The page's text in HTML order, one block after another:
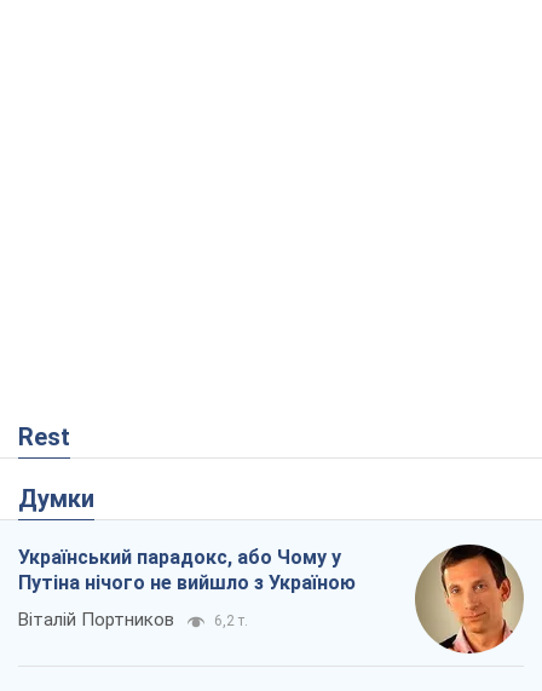
Rest
Думки
Український парадокс, або Чому у
Путіна нічого не вийшло з Україною
Віталій Портников 6,2 т.